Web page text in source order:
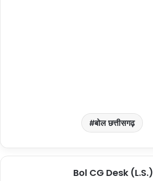
बोल छत्तीसगढ़
Bol CG Desk (L.S.)